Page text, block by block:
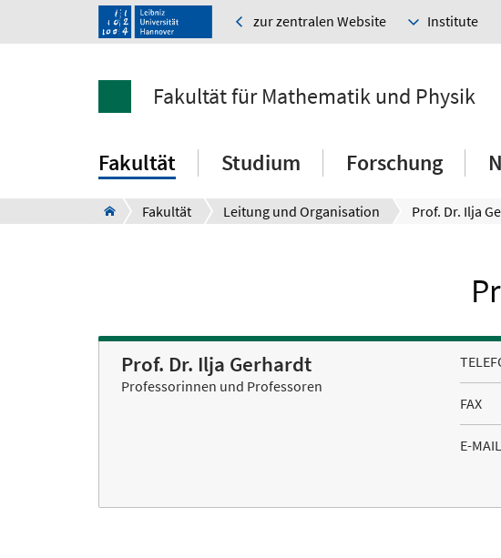
zur zentralen Website Institute
Fakultät für Mathematik und Physik
Fakultät Studium Forschung
Fakultät Leitung und Organisation Prof. Dr. Ilja
Prof. Dr. Ilja Gerhardt
Professorinnen und Professoren
FAX
E-MAIL